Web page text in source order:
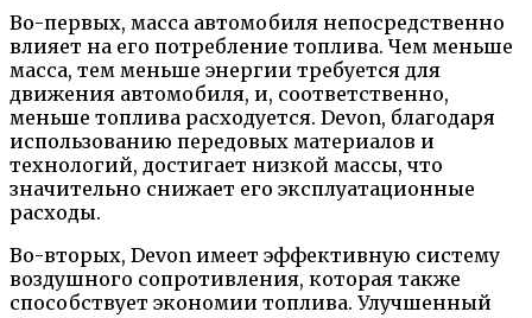
Во-первых, масса автомобиля непосредственно
влияет на его потребление топлива. Чем меньше
масса, тем меньше энергии требуется для
движения автомобиля, и, соответственно,
меньше топлива расходуется. Devon, благодаря
использованию передовых материалов и
технологий, достигает низкой массы, что
значительно снижает его эксплуатационные
расходы.
Во-вторых, Devon имеет эффективную систему
воздушного сопротивления, которая также
способствует экономии топлива. Улучшенный